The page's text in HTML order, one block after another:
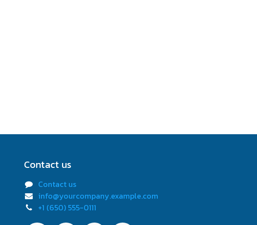
Contact us
Contact us
info@yourcompany.example.com
+1 (650) 555-0111